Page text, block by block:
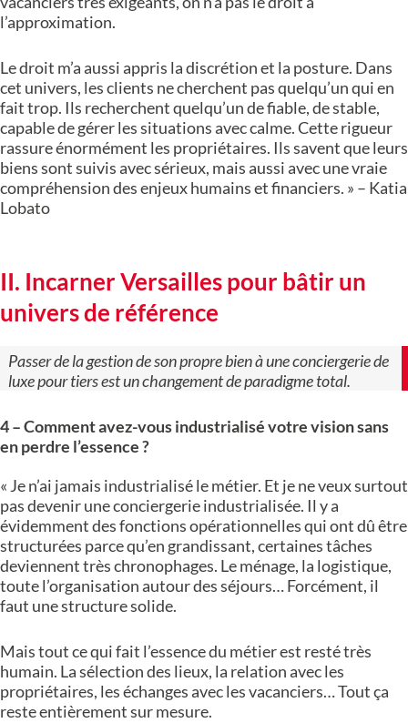
l’approximation.
Le droit m’a aussi appris la discrétion et la posture. Dans
cet univers, les clients ne cherchent pas quelqu’un qui en
fait trop. Ils recherchent quelqu’un de fiable, de stable,
capable de gérer les situations avec calme. Cette rigueur
rassure énormément les propriétaires. Ils savent que leurs
biens sont suivis avec sérieux, mais aussi avec une vraie
compréhension des enjeux humains et financiers. » – Katia
Lobato
II. Incarner Versailles pour bâtir un
univers de référence
Passer de la gestion de son propre bien à une conciergerie de
luxe pour tiers est un changement de paradigme total.
4 – Comment avez-vous industrialisé votre vision sans
en perdre l’essence ?
« Je n’ai jamais industrialisé le métier. Et je ne veux surtout
pas devenir une conciergerie industrialisée. Il y a
évidemment des fonctions opérationnelles qui ont dû être
structurées parce qu’en grandissant, certaines tâches
deviennent très chronophages. Le ménage, la logistique,
toute l’organisation autour des séjours… Forcément, il
faut une structure solide.
Mais tout ce qui fait l’essence du métier est resté très
humain. La sélection des lieux, la relation avec les
propriétaires, les échanges avec les vacanciers… Tout ça
reste entièrement sur mesure.